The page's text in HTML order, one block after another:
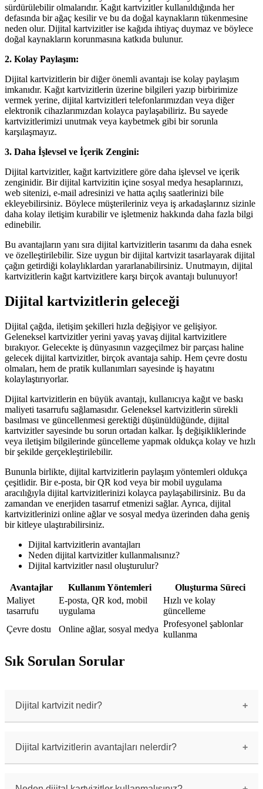
sürdürülebilir olmalarıdır. Kağıt kartvizitler kullanıldığında her
defasında bir ağaç kesilir ve bu da doğal kaynakların tükenmesine
neden olur. Dijital kartvizitler ise kağıda ihtiyaç duymaz ve böylece
doğal kaynakların korunmasına katkıda bulunur.
2. Kolay Paylaşım:
Dijital kartvizitlerin bir diğer önemli avantajı ise kolay paylaşım
imkanıdır. Kağıt kartvizitlerin üzerine bilgileri yazıp birbirimize
vermek yerine, dijital kartvizitleri telefonlarımızdan veya diğer
elektronik cihazlarımızdan kolayca paylaşabiliriz. Bu sayede
kartvizitlerimizi unutmak veya kaybetmek gibi bir sorunla
karşılaşmayız.
3. Daha İşlevsel ve İçerik Zengini:
Dijital kartvizitler, kağıt kartvizitlere göre daha işlevsel ve içerik
zenginidir. Bir dijital kartvizitin içine sosyal medya hesaplarınızı,
web sitenizi, e-mail adresinizi ve hatta açılış saatlerinizi bile
ekleyebilirsiniz. Böylece müşterileriniz veya iş arkadaşlarınız sizinle
daha kolay iletişim kurabilir ve işletmeniz hakkında daha fazla bilgi
edinebilir.
Bu avantajların yanı sıra dijital kartvizitlerin tasarımı da daha esnek
ve özelleştirilebilir. Size uygun bir dijital kartvizit tasarlayarak dijital
çağın getirdiği kolaylıklardan yararlanabilirsiniz. Unutmayın, dijital
kartvizitlerin kağıt kartvizitlere karşı birçok avantajı bulunuyor!
Dijital kartvizitlerin geleceği
Dijital çağda, iletişim şekilleri hızla değişiyor ve gelişiyor.
Geleneksel kartvizitler yerini yavaş yavaş dijital kartvizitlere
bırakıyor. Gelecekte iş dünyasının vazgeçilmez bir parçası haline
gelecek dijital kartvizitler, birçok avantaja sahip. Hem çevre dostu
olmaları, hem de pratik kullanımları sayesinde iş hayatını
kolaylaştırıyorlar.
Dijital kartvizitlerin en büyük avantajı, kullanıcıya kağıt ve baskı
maliyeti tasarrufu sağlamasıdır. Geleneksel kartvizitlerin sürekli
basılması ve güncellenmesi gerektiği düşünüldüğünde, dijital
kartvizitler sayesinde bu sorun ortadan kalkar. İş değişikliklerinde
veya iletişim bilgilerinde güncelleme yapmak oldukça kolay ve hızlı
bir şekilde gerçekleştirilebilir.
Bununla birlikte, dijital kartvizitlerin paylaşım yöntemleri oldukça
çeşitlidir. Bir e-posta, bir QR kod veya bir mobil uygulama
aracılığıyla dijital kartvizitlerinizi kolayca paylaşabilirsiniz. Bu da
zamandan ve enerjiden tasarruf etmenizi sağlar. Ayrıca, dijital
kartvizitlerinizi online ağlar ve sosyal medya üzerinden daha geniş
bir kitleye ulaştırabilirsiniz.
Dijital kartvizitlerin avantajları
Neden dijital kartvizitler kullanmalısınız?
Dijital kartvizitler nasıl oluşturulur?
Avantajlar Kullanım Yöntemleri
Oluşturma Süreci
Maliyet
tasarrufu
E-posta, QR kod, mobil
uygulama
Hızlı ve kolay
güncelleme
Çevre dostu
Online ağlar, sosyal medya
Profesyonel şablonlar
kullanma
Sık Sorulan Sorular
Dijital kartvizit nedir?
İş bilgilerinizi dijital olarak paylaşmanızı
sağlar.
Dijital kartvizitlerin avantajları nelerdir?
daha fazla bilgi içerebilme gibi özellikler